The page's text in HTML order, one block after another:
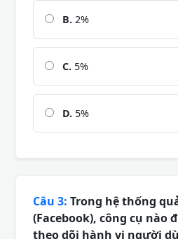
B. 2%
C. 5%
D. 5%
Câu 3: Trong hệ thống
(Facebook), công cụ nào
theo dõi hành vi người